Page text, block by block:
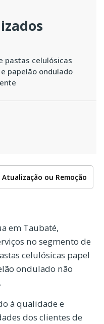
pastas celulósicas
papelão ondulado
ou Remoção
em Taubaté,
no segmento de
celulósicas papel
ondulado não
à qualidade e
dos clientes de